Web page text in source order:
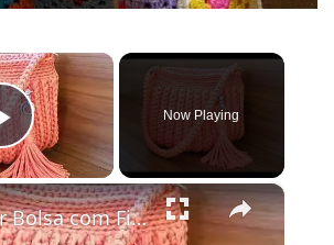
×
Play Video
Now Playing
×
Fazer Bolsa com Fio de Malha